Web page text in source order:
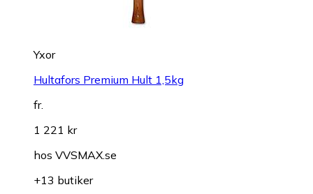
Yxor
Hultafors Premium Hult 1,5kg
fr.
1 221 kr
hos VVSMAX.se
+13 butiker